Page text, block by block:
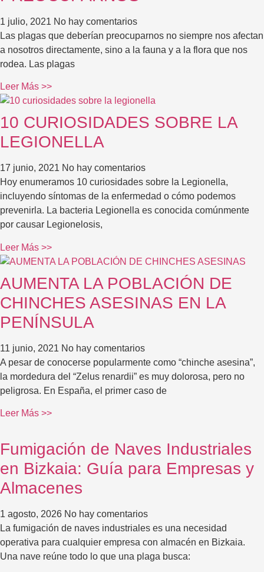
1 julio, 2021 No hay comentarios
Las plagas que deberían preocuparnos no siempre nos afectan
a nosotros directamente, sino a la fauna y a la flora que nos
rodea. Las plagas
Leer Más >>
10 CURIOSIDADES SOBRE LA
LEGIONELLA
17 junio, 2021 No hay comentarios
Hoy enumeramos 10 curiosidades sobre la Legionella,
incluyendo síntomas de la enfermedad o cómo podemos
prevenirla. La bacteria Legionella es conocida comúnmente
por causar Legionelosis,
Leer Más >>
AUMENTA LA POBLACIÓN DE
CHINCHES ASESINAS EN LA
PENÍNSULA
11 junio, 2021 No hay comentarios
A pesar de conocerse popularmente como “chinche asesina”,
la mordedura del “Zelus renardii” es muy dolorosa, pero no
peligrosa. En España, el primer caso de
Leer Más >>
Fumigación de Naves Industriales
en Bizkaia: Guía para Empresas y
Almacenes
1 agosto, 2026 No hay comentarios
La fumigación de naves industriales es una necesidad
operativa para cualquier empresa con almacén en Bizkaia.
Una nave reúne todo lo que una plaga busca: